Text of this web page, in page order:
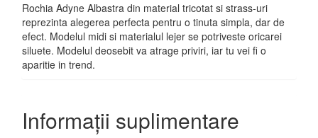
Rochia Adyne Albastra din material tricotat si strass-uri
reprezinta alegerea perfecta pentru o tinuta simpla, dar de
efect. Modelul midi si materialul lejer se potriveste oricarei
siluete. Modelul deosebit va atrage priviri, iar tu vei fi o
aparitie in trend.
Informații suplimentare